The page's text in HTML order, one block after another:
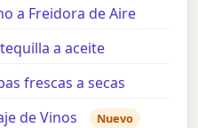
a Freidora de Aire
a aceite
frescas a secas
de Vinos
Nuevo